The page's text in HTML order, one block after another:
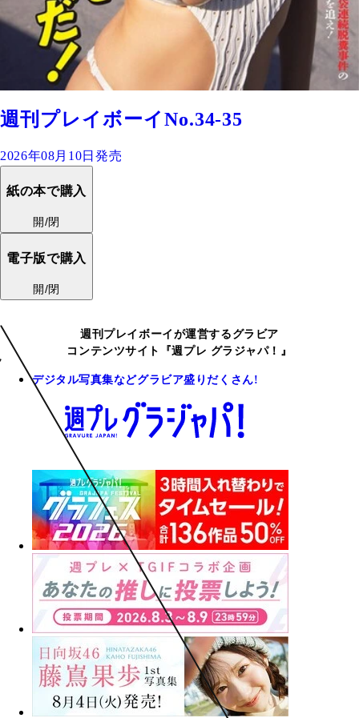
週刊プレイボーイNo.34-35
2026年08月10日発売
紙の本で購入
開/閉
電子版で購入
開/閉
週刊プレイボーイが運営するグラビア
コンテンツサイト『週プレ グラジャパ！』
デジタル写真集などグラビア盛りだくさん!